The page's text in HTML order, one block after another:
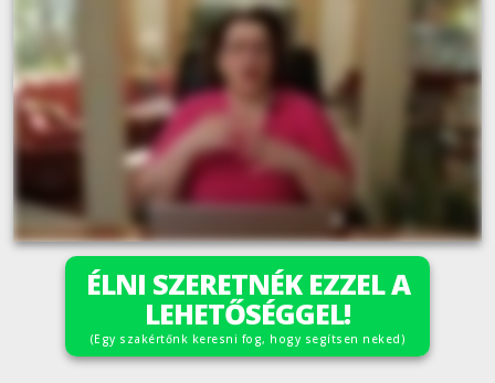
ÉLNI SZERETNÉK EZZEL A
LEHETŐSÉGGEL!
(Egy szakértőnk keresni fog, hogy segítsen neked)